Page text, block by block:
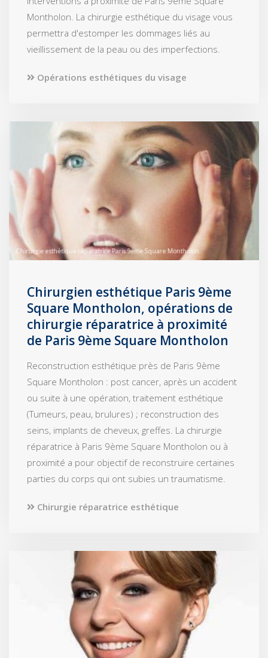
Montholon. La chirurgie esthétique du visage vous
permettra d'estomper les dommages liés au
vieillissement de la peau ou des imperfections.
Opérations esthétiques du visage
Chirurgien esthétique Paris 9ème
Square Montholon, opérations de
chirurgie réparatrice à proximité
de Paris 9ème Square Montholon
Reconstruction esthétique près de Paris 9ème
Square Montholon : post cancer, après un accident
ou suite à une opération, traitement esthétique
(Tumeurs, peau, brulures) ; reconstruction des
seins, implants de cheveux, greffes. La chirurgie
réparatrice à Paris 9ème Square Montholon ou à
proximité a pour objectif de reconstruire certaines
parties du corps qui ont subies un traumatisme.
Chirurgie réparatrice esthétique